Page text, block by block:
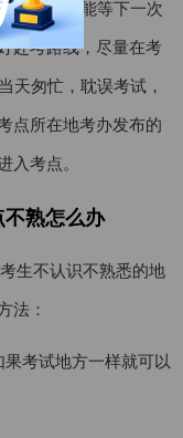
考试，只能等下一次
赴考路线，尽量在考
天匆忙，耽误考试，
点所在地考办发布的
考点。
熟怎么办
生不认识不熟悉的地
法：
考试地方一样就可以